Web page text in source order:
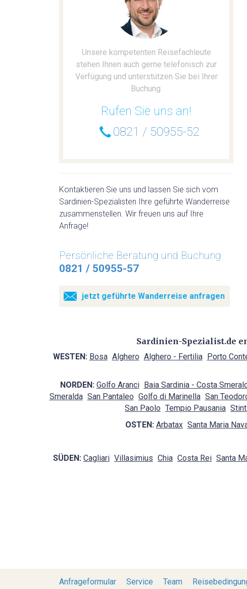
Unsere kompetenten Reisefachleute
stehen Ihnen auch gerne telefonisch zur
Verfügung und unterstützen Sie bei Ihrer
Buchung.
Rufen Sie uns an!
0821 / 50955-52
Kontaktieren Sie uns und lassen Sie sich vom
Sardinien-Spezialisten Ihre geführte Wanderreise
zusammenstellen. Wir freuen uns auf Ihre
Anfrage!
Persönliche Beratung und Buchung
0821 / 50955-57
jetzt geführte Wanderreise anfragen
Sardinien-Spezialist.de
WESTEN: Bosa Alghero Alghero - Fertilia Porto
NORDEN: Golfo Aranci Baia Sardinia - Costa
Smeralda San Pantaleo Golfo di Marinella San
San Paolo Tempio Pausania
OSTEN: Arbatax Santa Maria
SÜDEN: Cagliari Villasimius Chia Costa Rei Santa
Anfrageformular Service Team